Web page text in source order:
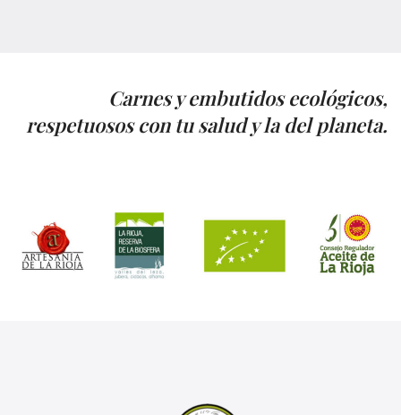
Carnes y embutidos ecológicos,
respetuosos con tu salud y la del planeta.